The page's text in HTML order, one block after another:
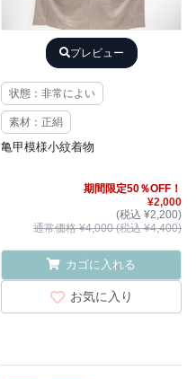
プレビュー
状態：非常によい
素材：正絹
亀甲模様小紋着物
期間限定50％OFF！
¥2,000
(税込 ¥2,200)
通常価格 ¥4,000 (税込 ¥4,400)
カゴに入れる
お気に入り